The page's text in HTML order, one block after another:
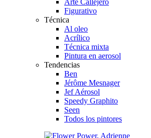
Figurativo
Técnica
Al oleo
Acrílico
Técnica mixta
Pintura en aerosol
Tendencias
Ben
Jérôme Mesnager
Jef Aérosol
Speedy Graphito
Seen
Todos los pintores